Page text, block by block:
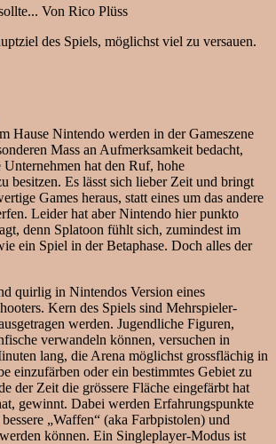
Von Rico Plüss
des Spiels, möglichst viel zu versauen.
Hause Nintendo werden in der Gameszene
Mass an Aufmerksamkeit bedacht,
hat den Ruf, hohe
besitzen. Es lässt sich lieber Zeit und bringt
Games heraus, statt eines um das andere
Leider hat aber Nintendo hier punkto
denn Splatoon fühlt sich, zumindest im
ein Spiel in der Betaphase. Doch alles der
quirlig in Nintendos Version eines
Kern des Spiels sind Mehrspieler-
werden. Jugendliche Figuren,
verwandeln können, versuchen in
lang, die Arena möglichst grossflächig in
einzufärben oder ein bestimmtes Gebiet zu
der Zeit die grössere Fläche eingefärbt hat
gewinnt. Dabei werden Erfahrungspunkte
„Waffen“ (aka Farbpistolen) und
können. Ein Singleplayer-Modus ist